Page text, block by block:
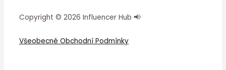
Copyright © 2026 Influencer Hub 📢
Všeobecné Obchodní Podmínky